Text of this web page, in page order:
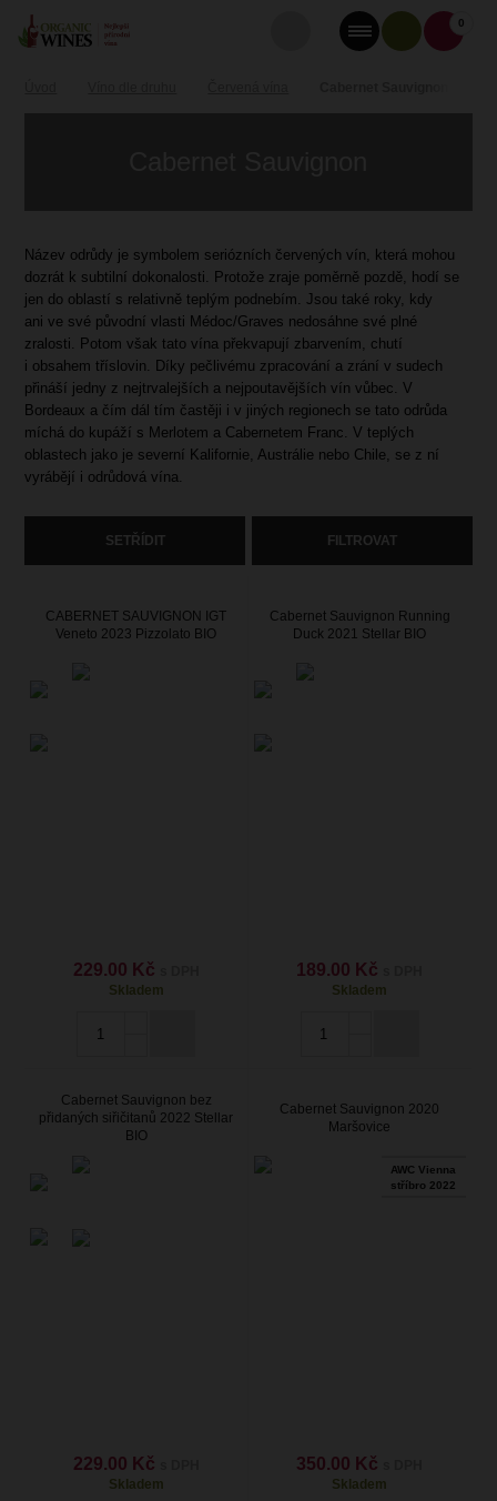
0
Název odrůdy je symbolem seriózních červených vín, která mohou
dozrát k subtilní dokonalosti. Protože zraje poměrně pozdě, hodí se
jen do oblastí s relativně teplým podnebím. Jsou také roky, kdy
ani ve své původní vlasti Médoc/Graves nedosáhne své plné
zralosti. Potom však tato vína překvapují zbarvením, chutí
i obsahem tříslovin. Díky pečlivému zpracování a zrání v sudech
přináší jedny z nejtrvalejších a nejpoutavějších vín vůbec. V
Bordeaux a čím dál tím častěji i v jiných regionech se tato odrůda
míchá do kupáží s Merlotem a Cabernetem Franc. V teplých
oblastech jako je severní Kalifornie, Austrálie nebo Chile, se z ní
vyrábějí i odrůdová vína.
SETŘÍDIT FILTROVAT
CABERNET SAUVIGNON IGT
Veneto 2023 Pizzolato BIO
229.00 Kč
Skladem
Cabernet Sauvignon Running
Duck 2021 Stellar BIO
189.00 Kč
Skladem
Cabernet Sauvignon bez
přidaných siřičitanů 2022 Stellar
BIO
229.00 Kč
Skladem
Cabernet Sauvignon 2020
Maršovice
AWC Vienna
stříbro 2022
350.00 Kč
Skladem